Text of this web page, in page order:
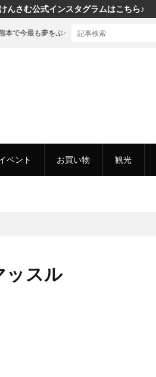
けんさむ公式インスタグラムはこちら♪
ベント お買い物 観光
っ込んだ「建売」の家に行ってきた
ッスル